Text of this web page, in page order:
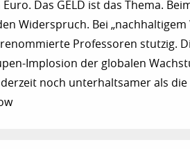
Das GELD ist das Thema.
Widerspruch. Bei „nachhaltigem
Professoren stutzig.
Implosion der globalen
noch unterhaltsamer als